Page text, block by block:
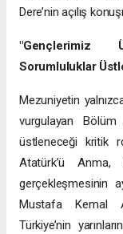
Dere’nin açılış
"Gençlerimiz
Sorumluluklar
Mezuniyetin
vurgulayan Bölüm
üstleneceği kritik
Atatürk’ü
gerçekleşmesinin
Mustafa Kemal
Türkiye’nin